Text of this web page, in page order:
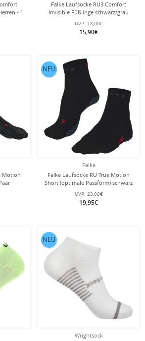
- 1
Falke Laufsocke RU3 Comfort
Invisible Füßlinge schwarz/grau
Herren - 1 Paar
UVP: 18,00€
15,90€
Motion
Falke
Falke Laufsocke RU True Motion
Short (optimale Passform) schwarz
Herren - 1 Paar
UVP: 23,00€
19,95€
NEU
Wrightsock
NEU